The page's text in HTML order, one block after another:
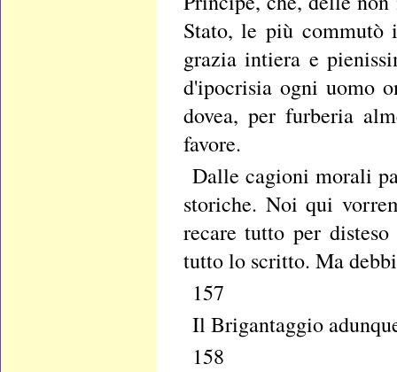
Stato, le più commutò
grazia intiera e
d'ipocrisia ogni uomo
dovea, per furberia
favore.
Dalle cagioni morali
storiche. Noi qui
recare tutto per
tutto lo scritto. Ma
157
Il Brigantaggio
158